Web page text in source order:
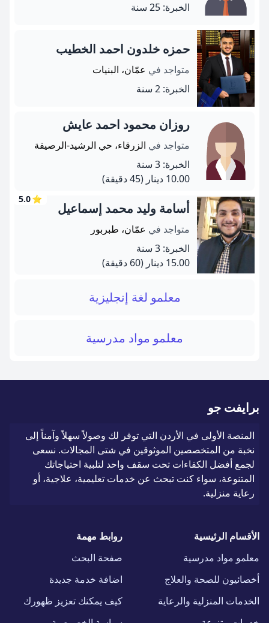
الخبرة: 25 سنة
حمزه خلدون احمد الخطيب
متواجد في عمّان، البنيات
الخبرة: 2 سنة
روزان محمود احمد عايش
متواجد في الزرقاء، حي الرشيد-الرصيفة
الخبرة: 3 سنة
10.00 دينار
(45 دقيقة)
⭐
5.0
أسامة وليد محمد إسماعيل
متواجد في عمّان، طبربور
الخبرة: 3 سنة
15.00 دينار
(60 دقيقة)
معلمو لغة إنجليزية
معلمو مواد مدرسية
برايفت جو
المنصة الأولى في الأردن التي توفر لك وصولاً سهلاً وآمناً إلى
نخبة من المتخصصين الموثوقين في شتى المجالات. نسعى
لجمع أفضل الكفاءات تحت سقف واحد لتلبية احتياجاتك
المتنوعة، سواء كنت تبحث عن خدمات تعليمية، علاجية، أو
رعاية منزلية.
الأقسام الرئيسية
معلمو مواد مدرسية
أخصائيون للصحة والعلاج
الخدمات المنزلية والرعاية
روابط مهمة
صفحة البحث
اضافة خدمة جديدة
كيف يمكنك تعزيز ظهورك